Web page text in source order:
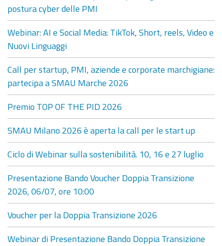
postura cyber delle PMI
Webinar: AI e Social Media: TikTok, Short, reels, Video e
Nuovi Linguaggi
Call per startup, PMI, aziende e corporate marchigiane:
partecipa a SMAU Marche 2026
Premio TOP OF THE PID 2026
SMAU Milano 2026 è aperta la call per le start up
Ciclo di Webinar sulla sostenibilità. 10, 16 e 27 luglio
Presentazione Bando Voucher Doppia Transizione
2026, 06/07, ore 10:00
Voucher per la Doppia Transizione 2026
Webinar di Presentazione Bando Doppia Transizione